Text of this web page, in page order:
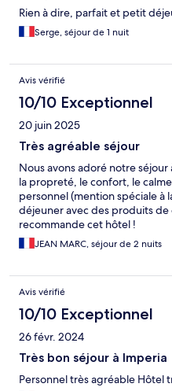
Rien à dire, parfait et petit
Serge, séjour de 1 nuit
Avis vérifié
10/10 Exceptionnel
20 juin 2025
Très agréable séjour
Nous avons adoré notre séjour
la propreté, le confort, le
personnel (mention spéciale
déjeuner avec des produits
recommande cet hôtel !
JEAN MARC, séjour de 2 nuits
Avis vérifié
10/10 Exceptionnel
26 févr. 2024
Très bon séjour à Imperia
Personnel très agréable